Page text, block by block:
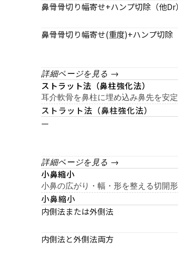
鼻骨骨切り幅寄せ+ハンプ切除（他Dr）
鼻骨骨切り幅寄せ(重度)+ハンプ切除
詳細ページを見る →
ストラット法（鼻柱強化法）
耳介軟骨を鼻柱に埋め込み鼻先を安
ストラット法（鼻柱強化法）
—
詳細ページを見る →
小鼻縮小
小鼻の広がり・幅・形を整える切開
小鼻縮小
内側法または外側法
内側法と外側法両方